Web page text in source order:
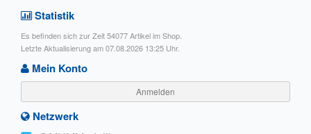
Statistik
Es befinden sich zur Zeit 54077 Artikel im Shop.
Letzte Aktualisierung am 07.08.2026 13:25 Uhr.
Mein Konto
Anmelden
Netzwerk